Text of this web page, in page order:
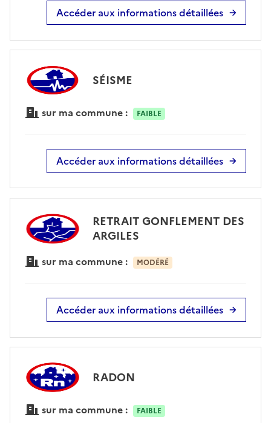
Accéder aux informations détaillées
SÉISME
sur ma commune : FAIBLE
Accéder aux informations détaillées
RETRAIT GONFLEMENT DES
ARGILES
sur ma commune : MODÉRÉ
Accéder aux informations détaillées
RADON
sur ma commune : FAIBLE